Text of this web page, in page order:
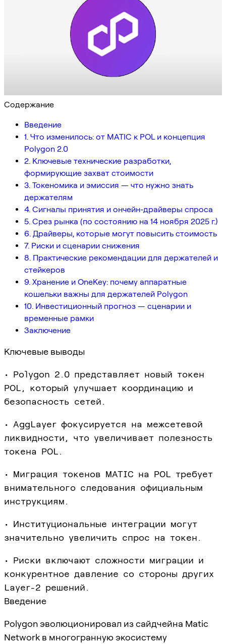
Содержание
Введение
1. Что изменилось: от MATIC к POL и концепция
Polygon 2.0
2. Ключевые технические разработки,
формирующие захват стоимости
3. Токеномика и эмиссия — что нужно знать
держателям
4. Сигналы принятия и ончейн-драйверы спроса
5. Срез рынка (по состоянию на 14 ноября 2025 г.)
6. Драйверы, которые могут повысить стоимость
7. Риски и сценарии снижения
8. Практические рекомендации для держателей и
стейкеров
9. Хранение и OneKey: почему аппаратные
кошельки важны для держателей Polygon
10. Инвестиционный прогноз — сценарии и
временные рамки
Заключение
Ключевые выводы
• Polygon 2.0 представляет новый токен
POL, который улучшает координацию и
безопасность сетей.
• AggLayer фокусируется на межсетевой
ликвидности, что увеличивает полезность
токена POL.
• Миграция токенов MATIC на POL требует
внимательного следования официальным
инструкциям.
• Институциональные интеграции могут
значительно увеличить спрос на токен.
• Риски включают сложности миграции и
конкурентное давление со стороны других
Layer-2 решений.
Введение
Polygon эволюционировал из сайдчейна Matic
Network в многогранную экосистему